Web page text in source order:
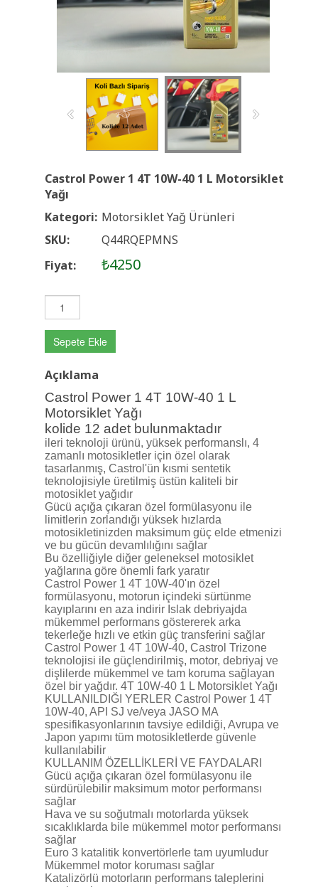
Castrol Power 1 4T 10W-40 1 L Motorsiklet
Yağı
Kategori: Motorsiklet Yağ Ürünleri
SKU:
Q44RQEPMNS
Fiyat:
₺4250
Sepete Ekle
Açıklama
Castrol Power 1 4T 10W-40 1 L
Motorsiklet Yağı
kolide 12 adet bulunmaktadır
ileri teknoloji ürünü, yüksek performanslı, 4
zamanlı motosikletler için özel olarak
tasarlanmış, Castrol'ün kısmi sentetik
teknolojisiyle üretilmiş üstün kaliteli bir
motosiklet yağıdır
Gücü açığa çıkaran özel formülasyonu ile
limitlerin zorlandığı yüksek hızlarda
motosikletinizden maksimum güç elde etmenizi
ve bu gücün devamlılığını sağlar
Bu özelliğiyle diğer geleneksel motosiklet
yağlarına göre önemli fark yaratır
Castrol Power 1 4T 10W-40'ın özel
formülasyonu, motorun içindeki sürtünme
kayıplarını en aza indirir Islak debriyajda
mükemmel performans göstererek arka
tekerleğe hızlı ve etkin güç transferini sağlar
Castrol Power 1 4T 10W-40, Castrol Trizone
teknolojisi ile güçlendirilmiş, motor, debriyaj ve
dişlilerde mükemmel ve tam koruma sağlayan
özel bir yağdır. 4T 10W-40 1 L Motorsiklet Yağı
KULLANILDIĞI YERLER Castrol Power 1 4T
10W-40, API SJ ve/veya JASO MA
spesifikasyonlarının tavsiye edildiği, Avrupa ve
Japon yapımı tüm motosikletlerde güvenle
kullanılabilir
KULLANIM ÖZELLİKLERİ VE FAYDALARI
Gücü açığa çıkaran özel formülasyonu ile
sürdürülebilir maksimum motor performansı
sağlar
Hava ve su soğutmalı motorlarda yüksek
sıcaklıklarda bile mükemmel motor performansı
sağlar
Euro 3 katalitik konvertörlerle tam uyumludur
Mükemmel motor koruması sağlar
Katalizörlü motorların performans taleplerini